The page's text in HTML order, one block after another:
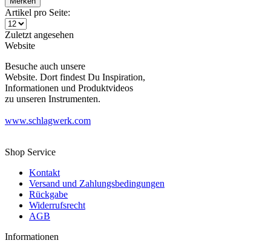
Artikel pro Seite:
Zuletzt angesehen
Website
Besuche auch unsere
Website. Dort findest Du Inspiration,
Informationen und Produktvideos
zu unseren Instrumenten.
www.schlagwerk.com
Shop Service
Kontakt
Versand und Zahlungsbedingungen
Rückgabe
Widerrufsrecht
AGB
Informationen